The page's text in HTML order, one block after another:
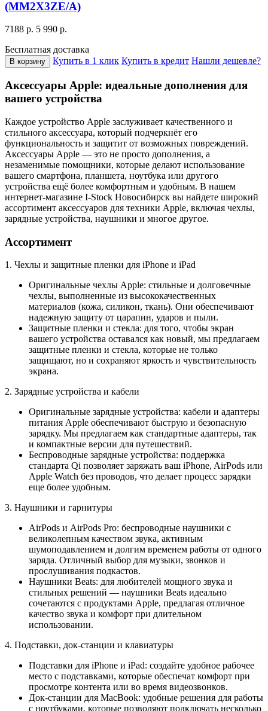
(MM2X3ZE/A)
7188 р. 5 990 р.
Бесплатная доставка
В корзину Купить в 1 клик Купить в кредит Нашли дешевле?
Аксессуары Apple: идеальные дополнения для
вашего устройства
Каждое устройство Apple заслуживает качественного и
стильного аксессуара, который подчеркнёт его
функциональность и защитит от возможных повреждений.
Аксессуары Apple — это не просто дополнения, а
незаменимые помощники, которые делают использование
вашего смартфона, планшета, ноутбука или другого
устройства ещё более комфортным и удобным. В нашем
интернет-магазине I-Stock Новосибирск вы найдете широкий
ассортимент аксессуаров для техники Apple, включая чехлы,
зарядные устройства, наушники и многое другое.
Ассортимент
1. Чехлы и защитные пленки для iPhone и iPad
Оригинальные чехлы Apple: стильные и долговечные
чехлы, выполненные из высококачественных
материалов (кожа, силикон, ткань). Они обеспечивают
надежную защиту от царапин, ударов и пыли.
Защитные пленки и стекла: для того, чтобы экран
вашего устройства оставался как новый, мы предлагаем
защитные пленки и стекла, которые не только
защищают, но и сохраняют яркость и чувствительность
экрана.
2. Зарядные устройства и кабели
Оригинальные зарядные устройства: кабели и адаптеры
питания Apple обеспечивают быструю и безопасную
зарядку. Мы предлагаем как стандартные адаптеры, так
и компактные версии для путешествий.
Беспроводные зарядные устройства: поддержка
стандарта Qi позволяет заряжать ваш iPhone, AirPods или
Apple Watch без проводов, что делает процесс зарядки
еще более удобным.
3. Наушники и гарнитуры
AirPods и AirPods Pro: беспроводные наушники с
великолепным качеством звука, активным
шумоподавлением и долгим временем работы от одного
заряда. Отличный выбор для музыки, звонков и
прослушивания подкастов.
Наушники Beats: для любителей мощного звука и
стильных решений — наушники Beats идеально
сочетаются с продуктами Apple, предлагая отличное
качество звука и комфорт при длительном
использовании.
4. Подставки, док-станции и клавиатуры
Подставки для iPhone и iPad: создайте удобное рабочее
место с подставками, которые обеспечат комфорт при
просмотре контента или во время видеозвонков.
Док-станции для MacBook: удобные решения для работы
с ноутбуками, которые позволяют подключать несколько